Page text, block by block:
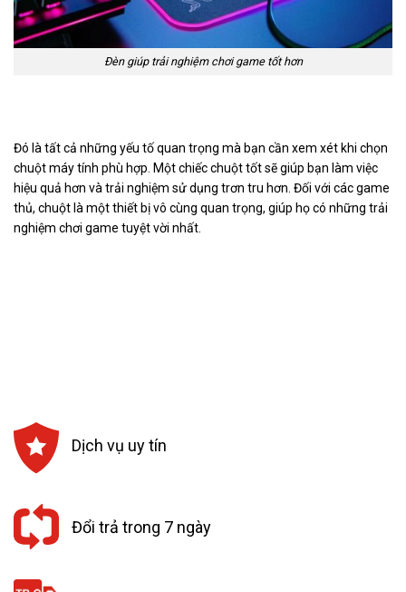
Đèn giúp trải nghiệm chơi game tốt hơn
Đó là tất cả những yếu tố quan trọng mà bạn cần xem xét khi chọn
chuột máy tính phù hợp. Một chiếc chuột tốt sẽ giúp bạn làm việc
hiệu quả hơn và trải nghiệm sử dụng trơn tru hơn. Đối với các game
thủ, chuột là một thiết bị vô cùng quan trọng, giúp họ có những trải
nghiệm chơi game tuyệt vời nhất.
Dịch vụ uy tín
Đổi trả trong 7 ngày